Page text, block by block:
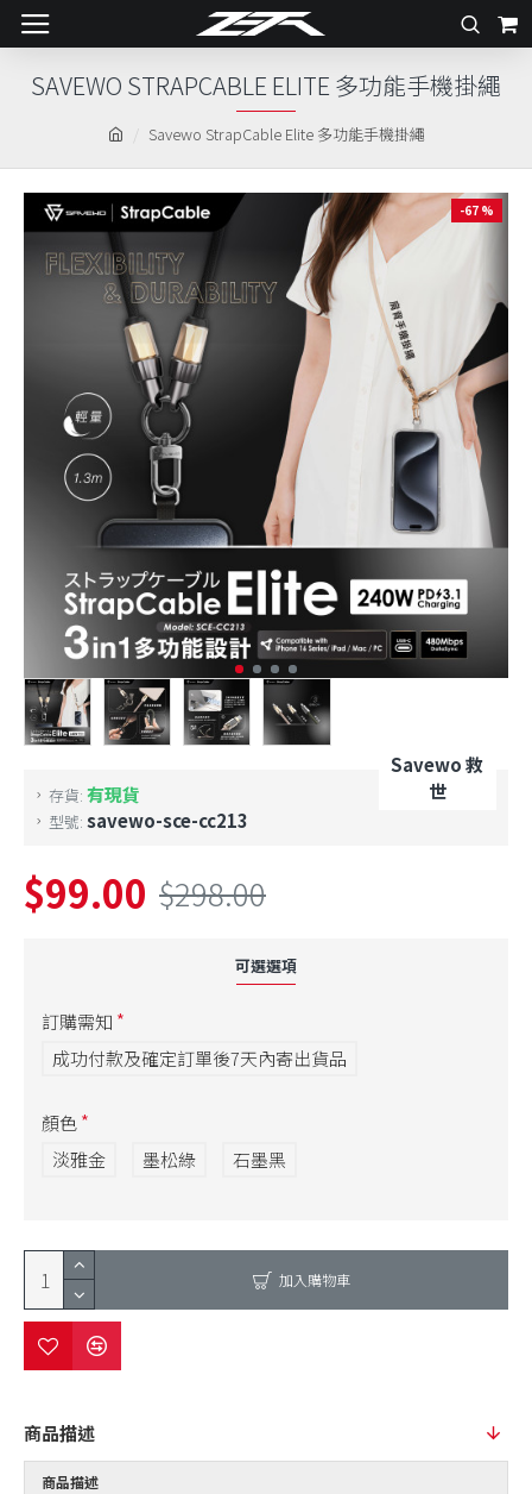
Savewo StrapCable Elite 多功能手機掛繩
SAVEWO STRAPCABLE ELITE 多功能手機掛繩
-67 %
存貨: 有現貨
型號: savewo-sce-cc213
Savewo 救
世
$99.00 $298.00
可選選項
訂購需知
成功付款及確定訂單後7天內寄出貨品
顏色
淡雅金
墨松綠 石墨黑
加入購物車
商品描述
商品描述